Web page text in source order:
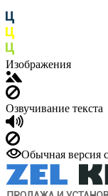
Изображения
Озвучивание текста
Обычная версия